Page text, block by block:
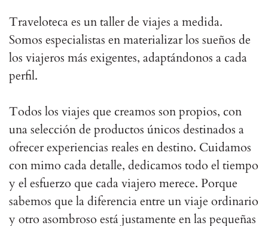
Traveloteca es un taller de viajes a medida.
Somos especialistas en materializar los sueños de
los viajeros más exigentes, adaptándonos a cada
perfil.
Todos los viajes que creamos son propios, con
una selección de productos únicos destinados a
ofrecer experiencias reales en destino. Cuidamos
con mimo cada detalle, dedicamos todo el tiempo
y el esfuerzo que cada viajero merece. Porque
sabemos que la diferencia entre un viaje ordinario
y otro asombroso está justamente en las pequeñas